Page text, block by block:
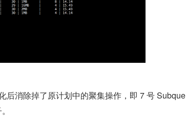
后消除掉了原计划中的聚集操作，即 7 号 Subque